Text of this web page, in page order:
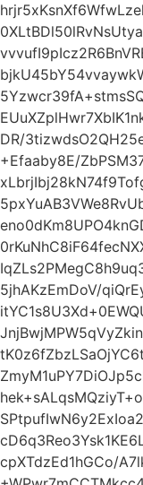
DR/
+Efaaby8E/
5jhAKzEmDoV/
cpXTdzEd1hGCo/